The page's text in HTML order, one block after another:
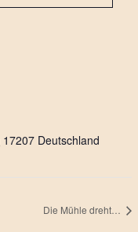
17207 Deutschland
Die Mühle dreht…